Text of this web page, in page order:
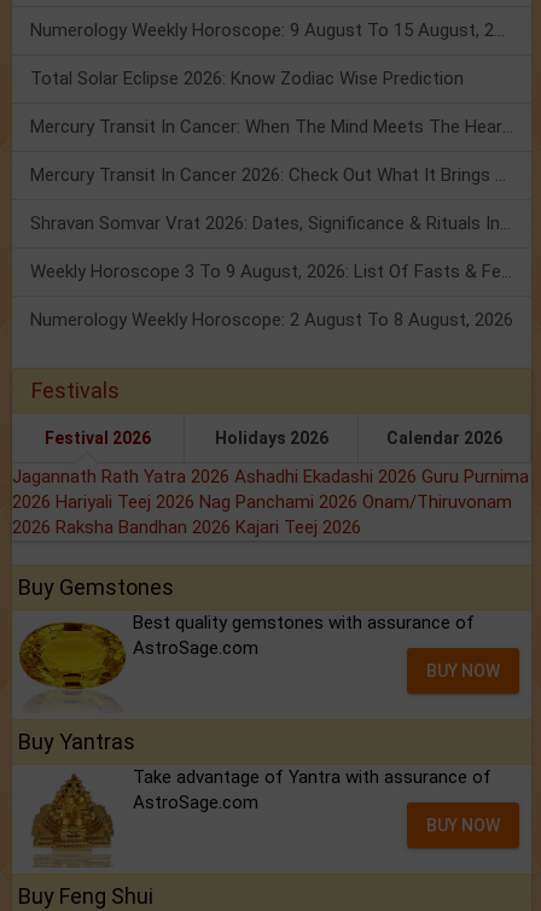
Numerology Weekly Horoscope: 9 August To 15 August, 2026
Total Solar Eclipse 2026: Know Zodiac Wise Prediction
Mercury Transit In Cancer: When The Mind Meets The Heart!
Mercury Transit In Cancer 2026: Check Out What It Brings For You
Shravan Somvar Vrat 2026: Dates, Significance & Rituals In August
Weekly Horoscope 3 To 9 August, 2026: List Of Fasts & Festivals
Numerology Weekly Horoscope: 2 August To 8 August, 2026
Festivals
Festival 2026 Holidays 2026 Calendar 2026
Jagannath Rath Yatra 2026 Ashadhi Ekadashi 2026 Guru Purnima
2026 Hariyali Teej 2026 Nag Panchami 2026 Onam/Thiruvonam
2026 Raksha Bandhan 2026 Kajari Teej 2026
Buy Gemstones
Best quality gemstones with assurance of
AstroSage.com
BUY NOW
Buy Yantras
Take advantage of Yantra with assurance of
AstroSage.com
BUY NOW
Buy Feng Shui